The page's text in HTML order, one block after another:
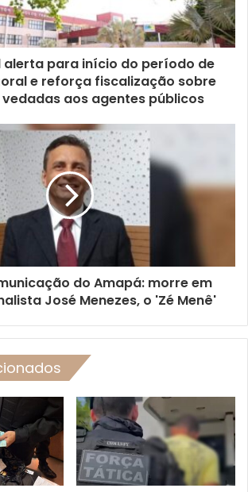
alerta para início do período de
e reforça fiscalização sobre
aos agentes públicos
do Amapá: morre em
José Menezes, o 'Zé Menê'